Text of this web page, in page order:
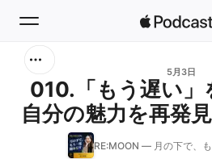
ホーム
新着おすすめ
5月3日
010.「もう遅い」
自分の魅力を再発
一歩
RE:MOON ― 月の下で、